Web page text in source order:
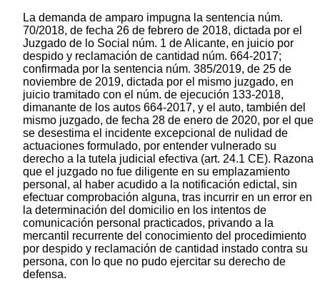
La demanda de amparo impugna la sentencia núm.
70/2018, de fecha 26 de febrero de 2018, dictada por el
Juzgado de lo Social núm. 1 de Alicante, en juicio por
despido y reclamación de cantidad núm. 664-2017;
confirmada por la sentencia núm. 385/2019, de 25 de
noviembre de 2019, dictada por el mismo juzgado, en
juicio tramitado con el núm. de ejecución 133-2018,
dimanante de los autos 664-2017, y el auto, también del
mismo juzgado, de fecha 28 de enero de 2020, por el que
se desestima el incidente excepcional de nulidad de
actuaciones formulado, por entender vulnerado su
derecho a la tutela judicial efectiva (art. 24.1 CE). Razona
que el juzgado no fue diligente en su emplazamiento
personal, al haber acudido a la notificación edictal, sin
efectuar comprobación alguna, tras incurrir en un error en
la determinación del domicilio en los intentos de
comunicación personal practicados, privando a la
mercantil recurrente del conocimiento del procedimiento
por despido y reclamación de cantidad instado contra su
persona, con lo que no pudo ejercitar su derecho de
defensa.